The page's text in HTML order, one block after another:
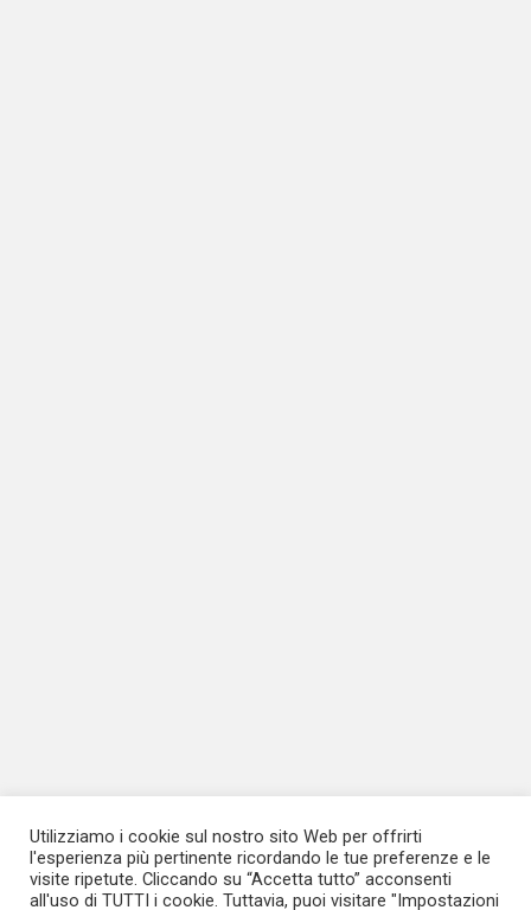
Utilizziamo i cookie sul nostro sito Web per offrirti
l'esperienza più pertinente ricordando le tue preferenze e le
visite ripetute. Cliccando su “Accetta tutto” acconsenti
all'uso di TUTTI i cookie. Tuttavia, puoi visitare "Impostazioni